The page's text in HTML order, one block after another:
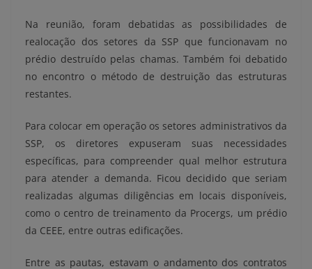
Na reunião, foram debatidas as possibilidades de
realocação dos setores da SSP que funcionavam no
prédio destruído pelas chamas. Também foi debatido
no encontro o método de destruição das estruturas
restantes.
Para colocar em operação os setores administrativos da
SSP, os diretores expuseram suas necessidades
específicas, para compreender qual melhor estrutura
para atender a demanda. Ficou decidido que seriam
realizadas algumas diligências em locais disponíveis,
como o centro de treinamento da Procergs, um prédio
da CEEE, entre outras edificações.
Entre as pautas, estavam o andamento dos contratos